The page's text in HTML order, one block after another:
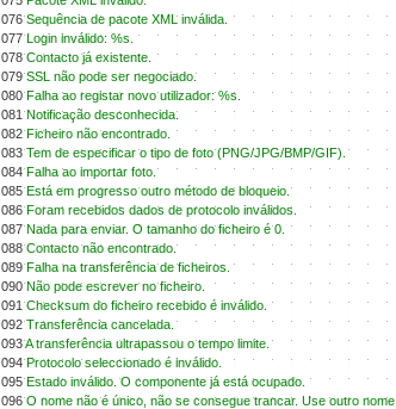
076Sequência de pacote XML inválida.
077Login inválido: %s.
078Contacto já existente.
079SSL não pode ser negociado.
080Falha ao registar novo utilizador: %s.
081Notificação desconhecida.
082Ficheiro não encontrado.
083Tem de especificar o tipo de foto (PNG/JPG/BMP/GIF).
084Falha ao importar foto.
085Está em progresso outro método de bloqueio.
086Foram recebidos dados de protocolo inválidos.
087Nada para enviar. O tamanho do ficheiro é 0.
088Contacto não encontrado.
089Falha na transferência de ficheiros.
090Não pode escrever no ficheiro.
091Checksum do ficheiro recebido é inválido.
092Transferência cancelada.
093A transferência ultrapassou o tempo limite.
094Protocolo seleccionado é inválido.
095Estado inválido. O componente já está ocupado.
096O nome não é único, não se consegue trancar. Use outro nome.